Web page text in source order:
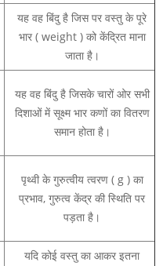
यह वह बिंदु है जिस पर वस्तु के पूरे
भार ( weight ) को केंद्रित माना
जाता है।
यह वह बिंदु है जिसके चारों ओर सभी
दिशाओं में सूक्ष्म भार कणों का वितरण
समान होता है।
पृथ्वी के गुरुत्वीय त्वरण ( g ) का
प्रभाव, गुरुत्व केंद्र की स्थिति पर
पड़ता है।
यदि कोई वस्तु का आकर इतना